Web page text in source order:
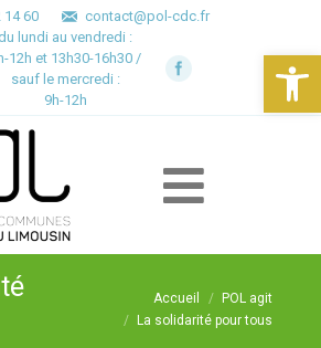
14 60
contact@pol-cdc.fr
du lundi au vendredi :
12h et 13h30-16h30 /
sauf le mercredi :
9h-12h
Vous êtes ici :Accueil
POL agit
La solidarité pour tous